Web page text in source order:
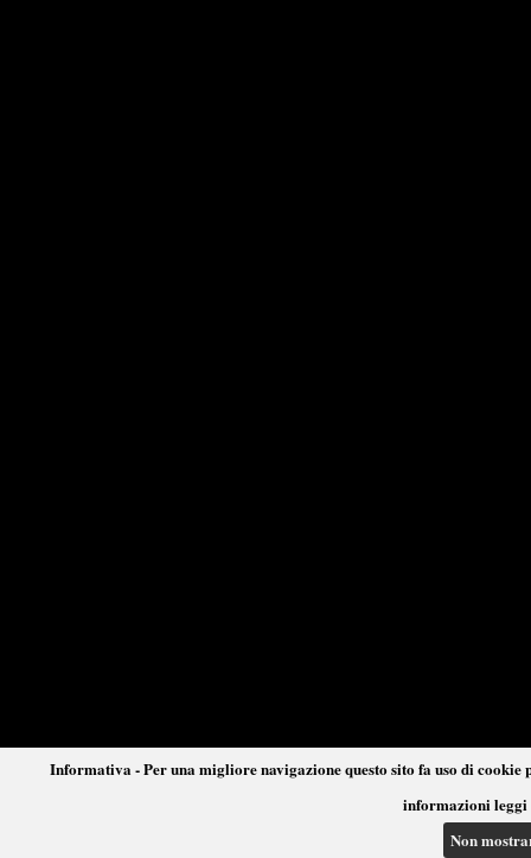
Informativa - Per una migliore navigazione questo sito fa uso di
informazioni leggi
Non